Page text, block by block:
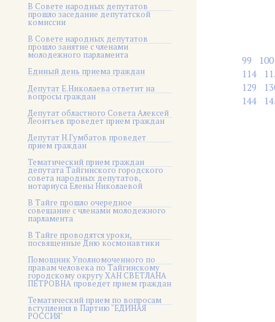
В Совете народных депутатов
прошло заседание депутатской
комиссии
В Совете народных депутатов
прошло занятие с членами
молодежного парламента
Единый день приема граждан
Депутат Е.Николаева ответит на
вопросы граждан
Депутат областного Совета Алексей
Леонтьев проведет прием граждан
Депутат Н.Гумбатов проведет
прием граждан
Тематический прием граждан
депутата Тайгинского городского
совета народных депутатов,
нотариуса Елены Николаевой
В Тайге прошло очередное
совещание с членами молодежного
парламента
В Тайге проводятся уроки,
посвященные Дню космонавтики
Помощник Уполномоченного по
правам человека по Тайгинскому
городскому округу ХАН СВЕТЛАНА
ПЕТРОВНА проведет прием граждан
Тематический прием по вопросам
вступления в Партию "ЕДИНАЯ
РОССИЯ"
99
100
114
129
144